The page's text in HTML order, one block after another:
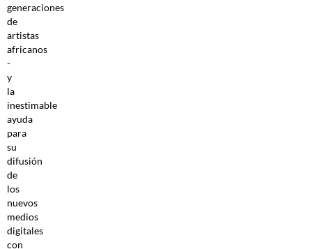
generaciones
de
artistas
africanos
-
y
la
inestimable
ayuda
para
su
difusión
de
los
nuevos
medios
digitales
con